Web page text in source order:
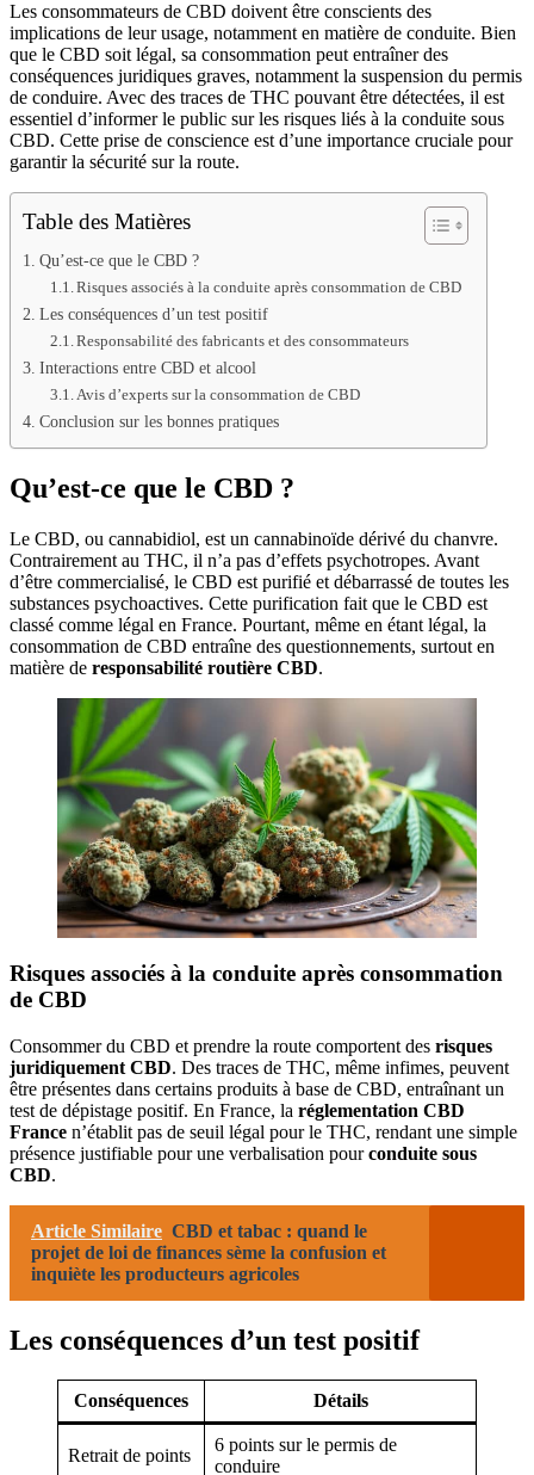
Les consommateurs de CBD doivent être conscients des
implications de leur usage, notamment en matière de conduite. Bien
que le CBD soit légal, sa consommation peut entraîner des
conséquences juridiques graves, notamment la suspension du permis
de conduire. Avec des traces de THC pouvant être détectées, il est
essentiel d’informer le public sur les risques liés à la conduite sous
CBD. Cette prise de conscience est d’une importance cruciale pour
garantir la sécurité sur la route.
Table des Matières
Qu’est-ce que le CBD ?
Risques associés à la conduite après consommation de CBD
Les conséquences d’un test positif
Responsabilité des fabricants et des consommateurs
Interactions entre CBD et alcool
Avis d’experts sur la consommation de CBD
Conclusion sur les bonnes pratiques
Qu’est-ce que le CBD ?
Le CBD, ou cannabidiol, est un cannabinoïde dérivé du chanvre.
Contrairement au THC, il n’a pas d’effets psychotropes. Avant
d’être commercialisé, le CBD est purifié et débarrassé de toutes les
substances psychoactives. Cette purification fait que le CBD est
classé comme légal en France. Pourtant, même en étant légal, la
consommation de CBD entraîne des questionnements, surtout en
matière de responsabilité routière CBD.
Risques associés à la conduite après consommation
de CBD
Consommer du CBD et prendre la route comportent des risques
juridiquement CBD. Des traces de THC, même infimes, peuvent
être présentes dans certains produits à base de CBD, entraînant un
test de dépistage positif. En France, la réglementation CBD
France n’établit pas de seuil légal pour le THC, rendant une simple
présence justifiable pour une verbalisation pourconduite sous
CBD.
Article Similaire CBD et tabac : quand le
projet de loi de finances sème la confusion et
inquiète les producteurs agricoles
Les conséquences d’un test positif
Conséquences Détails
Retrait de points
6 points sur le permis de
conduire